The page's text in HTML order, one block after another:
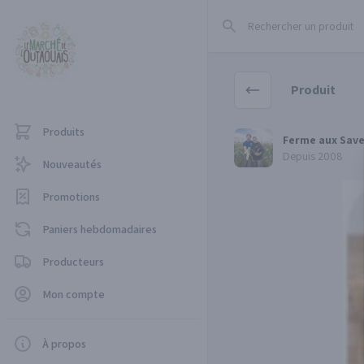
Produits
Nouveautés
Promotions
Paniers hebdomadaires
Producteurs
Mon compte
À propos
Produit
Ferme aux Saveurs des
Ferme aux
Depuis 2008